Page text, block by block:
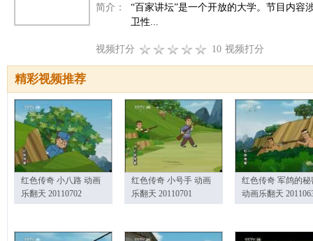
简介：
“百家讲坛”是一个开放的大学。节目内容
卫性...
视频打分 10 视频打分
精彩视频推荐
红色传奇 小八路 动画
乐翻天 20110702
红色传奇 小号手 动画
乐翻天 20110701
红色传奇 军鸽的秘
动画乐翻天